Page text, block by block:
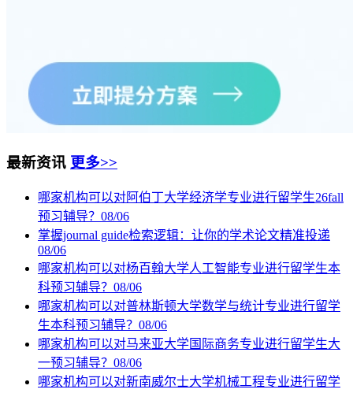
最新资讯 更多>>
哪家机构可以对阿伯丁大学经济学专业进行留学生26fall
预习辅导？ 08/06
掌握journal guide检索逻辑：让你的学术论文精准投递
08/06
哪家机构可以对杨百翰大学人工智能专业进行留学生本
科预习辅导？ 08/06
哪家机构可以对普林斯顿大学数学与统计专业进行留学
生本科预习辅导？ 08/06
哪家机构可以对马来亚大学国际商务专业进行留学生大
一预习辅导？ 08/06
哪家机构可以对新南威尔士大学机械工程专业进行留学